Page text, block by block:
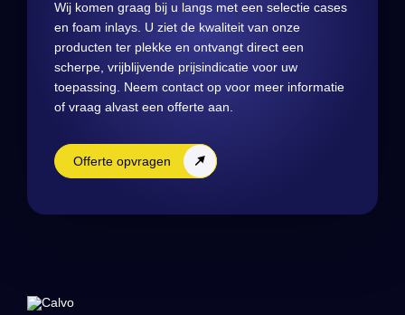
Wij komen graag bij u langs met een selectie cases
en foam inlays. U ziet de kwaliteit van onze
producten ter plekke en ontvangt direct een
scherpe, vrijblijvende prijsindicatie voor uw
toepassing. Neem contact op voor meer informatie
of vraag alvast een offerte aan.
Offerte opvragen